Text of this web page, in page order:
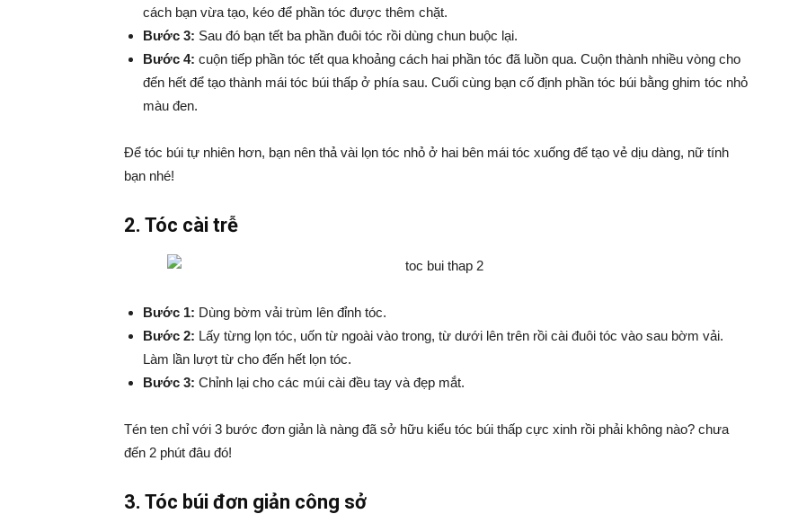
cách bạn vừa tạo, kéo để phần tóc được thêm chặt.
Bước 3: Sau đó bạn tết ba phần đuôi tóc rồi dùng chun buộc lại.
Bước 4: cuộn tiếp phần tóc tết qua khoảng cách hai phần tóc đã luồn qua. Cuộn thành nhiều vòng cho
đến hết để tạo thành mái tóc búi thấp ở phía sau. Cuối cùng bạn cố định phần tóc búi bằng ghim tóc nhỏ
màu đen.
Để tóc búi tự nhiên hơn, bạn nên thả vài lọn tóc nhỏ ở hai bên mái tóc xuống để tạo vẻ dịu dàng, nữ tính
bạn nhé!
2. Tóc cài trễ
Bước 1: Dùng bờm vải trùm lên đỉnh tóc.
Bước 2: Lấy từng lọn tóc, uốn từ ngoài vào trong, từ dưới lên trên rồi cài đuôi tóc vào sau bờm vải.
Làm lần lượt từ cho đến hết lọn tóc.
Bước 3: Chỉnh lại cho các múi cài đều tay và đẹp mắt.
Tén ten chỉ với 3 bước đơn giản là nàng đã sở hữu kiểu tóc búi thấp cực xinh rồi phải không nào? chưa
đến 2 phút đâu đó!
3. Tóc búi đơn giản công sở